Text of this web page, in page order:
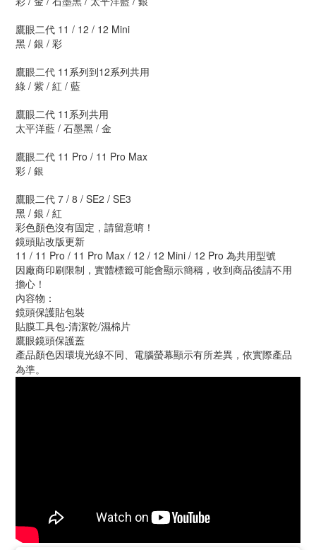
鷹眼二代 11 / 12 / 12 Mini
黑 / 銀 / 彩
鷹眼二代 11系列到12系列共用
綠 / 紫 / 紅 / 藍
鷹眼二代 11系列共用
太平洋藍 / 石墨黑 / 金
鷹眼二代 11 Pro / 11 Pro Max
彩 / 銀
鷹眼二代 7 / 8 / SE2 / SE3
黑 / 銀 / 紅
彩色顏色沒有固定，請留意唷！
鏡頭貼改版更新
11 / 11 Pro / 11 Pro Max / 12 / 12 Mini / 12 Pro 為共用型號
因廠商印刷限制，實體標籤可能會顯示簡稱，收到商品後請不用
擔心！
內容物：
鏡頭保護貼包裝
貼膜工具包-清潔乾/濕棉片
鷹眼鏡頭保護蓋
產品顏色因環境光線不同、電腦螢幕顯示有所差異，依實際產品
為準。